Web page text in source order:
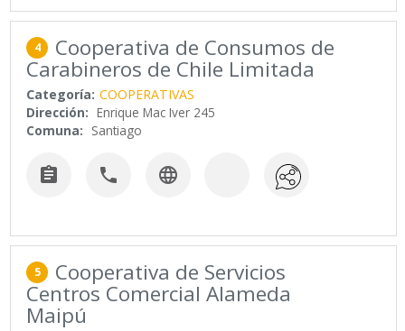
4 Cooperativa de Consumos de
Carabineros de Chile Limitada
Categoría: COOPERATIVAS
Dirección: Enrique Mac Iver 245
Comuna: Santiago
  
5 Cooperativa de Servicios
Centros Comercial Alameda
Maipú